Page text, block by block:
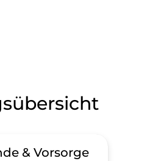
& Vorsorge